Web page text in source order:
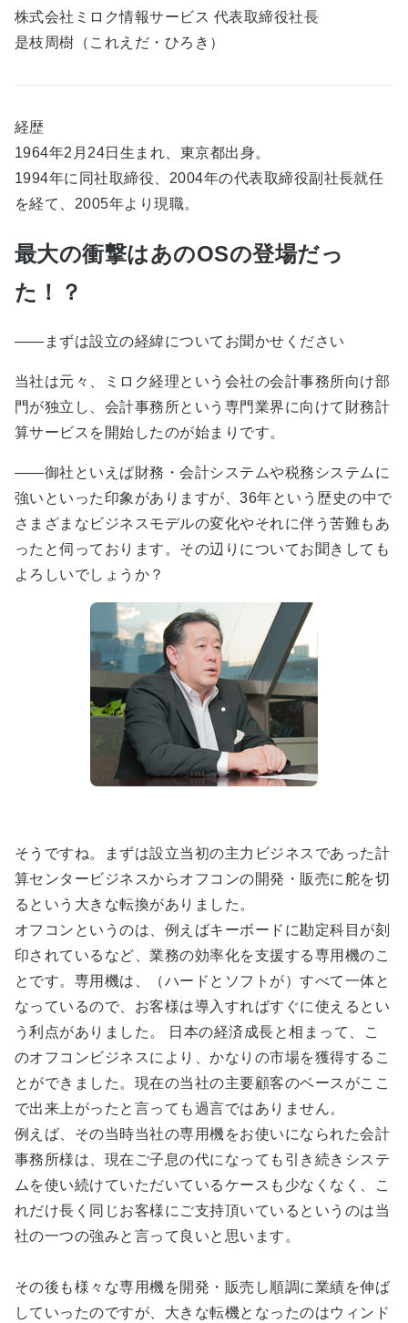
株式会社ミロク情報サービス 代表取締役社長
是枝周樹（これえだ・ひろき）
経歴
1964年2月24日生まれ、東京都出身。
1994年に同社取締役、2004年の代表取締役副社長就任
を経て、2005年より現職。
最大の衝撃はあのOSの登場だっ
た！？
――まずは設立の経緯についてお聞かせください
当社は元々、ミロク経理という会社の会計事務所向け部
門が独立し、会計事務所という専門業界に向けて財務計
算サービスを開始したのが始まりです。
――御社といえば財務・会計システムや税務システムに
強いといった印象がありますが、36年という歴史の中で
さまざまなビジネスモデルの変化やそれに伴う苦難もあ
ったと伺っております。その辺りについてお聞きしても
よろしいでしょうか？
そうですね。まずは設立当初の主力ビジネスであった計
算センタービジネスからオフコンの開発・販売に舵を切
るという大きな転換がありました。
オフコンというのは、例えばキーボードに勘定科目が刻
印されているなど、業務の効率化を支援する専用機のこ
とです。専用機は、（ハードとソフトが）すべて一体と
なっているので、お客様は導入すればすぐに使えるとい
う利点がありました。 日本の経済成長と相まって、こ
のオフコンビジネスにより、かなりの市場を獲得するこ
とができました。現在の当社の主要顧客のベースがここ
で出来上がったと言っても過言ではありません。
例えば、その当時当社の専用機をお使いになられた会計
事務所様は、現在ご子息の代になっても引き続きシステ
ムを使い続けていただいているケースも少なくなく、こ
れだけ長く同じお客様にご支持頂いているというのは当
社の一つの強みと言って良いと思います。
その後も様々な専用機を開発・販売し順調に業績を伸ば
していったのですが、大きな転機となったのはウィンド